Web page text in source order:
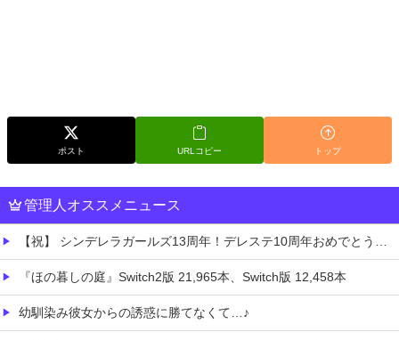
ポスト URLコピー トップ
管理人オススメニュース
【祝】 シンデレラガールズ13周年！デレステ10周年おめでとう！ガチャ更新SSR八神マキノ・イベントSRイヴ、SR望月聖！
『ほの暮しの庭』Switch2版 21,965本、Switch版 12,458本
幼馴染み彼女からの誘惑に勝てなくて…♪